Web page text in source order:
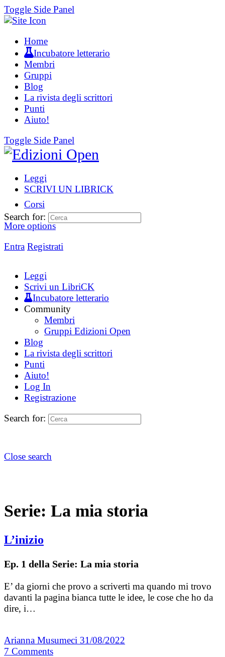
Toggle Side Panel
Home
Incubatore letterario
Membri
Gruppi
Blog
La rivista degli scrittori
Punti
Aiuto!
Toggle Side Panel
Leggi
SCRIVI UN LIBRICK
Corsi
More options
Entra Registrati
Search for:
Leggi
Scrivi un LibriCK
Incubatore letterario
Community
Membri
Gruppi Edizioni Open
Blog
La rivista degli scrittori
Punti
Aiuto!
Log In
Registrazione
Search for:
Close search
Serie: La mia storia
L’inizio
Ep. 1 della Serie: La mia storia
E’ da giorni che provo a scriverti ma quando mi trovo
davanti la pagina bianca tutte le idee, le cose che ho da
dire, i…
Arianna Musumeci 31/08/2022
7 Comments